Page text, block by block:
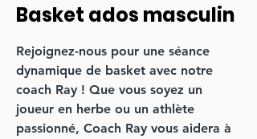
Basket ados masculin
Rejoignez-nous pour une séance
dynamique de basket avec notre
coach Ray ! Que vous soyez un
joueur en herbe ou un athlète
passionné, Coach Ray vous aidera à